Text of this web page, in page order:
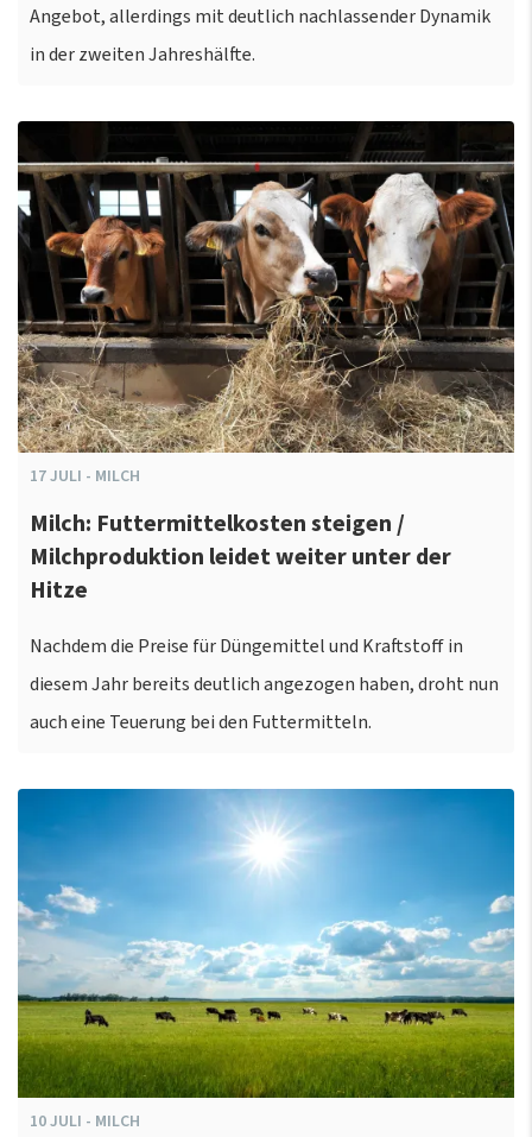
Angebot, allerdings mit deutlich nachlassender Dynamik
in der zweiten Jahreshälfte.
17JULI - MILCH
Milch: Futtermittelkosten steigen /
Milchproduktion leidet weiter unter der
Hitze
Nachdem die Preise für Düngemittel und Kraftstoff in
diesem Jahr bereits deutlich angezogen haben, droht nun
auch eine Teuerung bei den Futtermitteln.
10JULI - MILCH